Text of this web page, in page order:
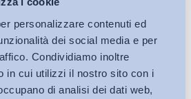
personalizzare contenuti ed
dei social media e per
Condividiamo inoltre
in cui utilizzi il nostro sito con i
di analisi dei dati web,